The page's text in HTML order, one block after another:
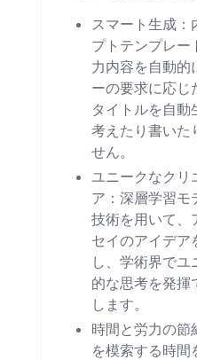
スマート生成：
プトテンプレー
力内容を自動的
ーの要求に応じ
タイトルを自動
考えたり書いた
せん。
ユニークなクリ
ア：深層学習モ
技術を用いて、
セイのアイデア
し、学術界で
的な思考を発揮
します。
時間と労力の節
を模索する時間